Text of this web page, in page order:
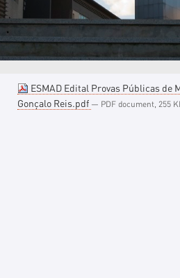
ESMAD Edital Provas Públicas de
Gonçalo Reis.pdf — PDF document, 255